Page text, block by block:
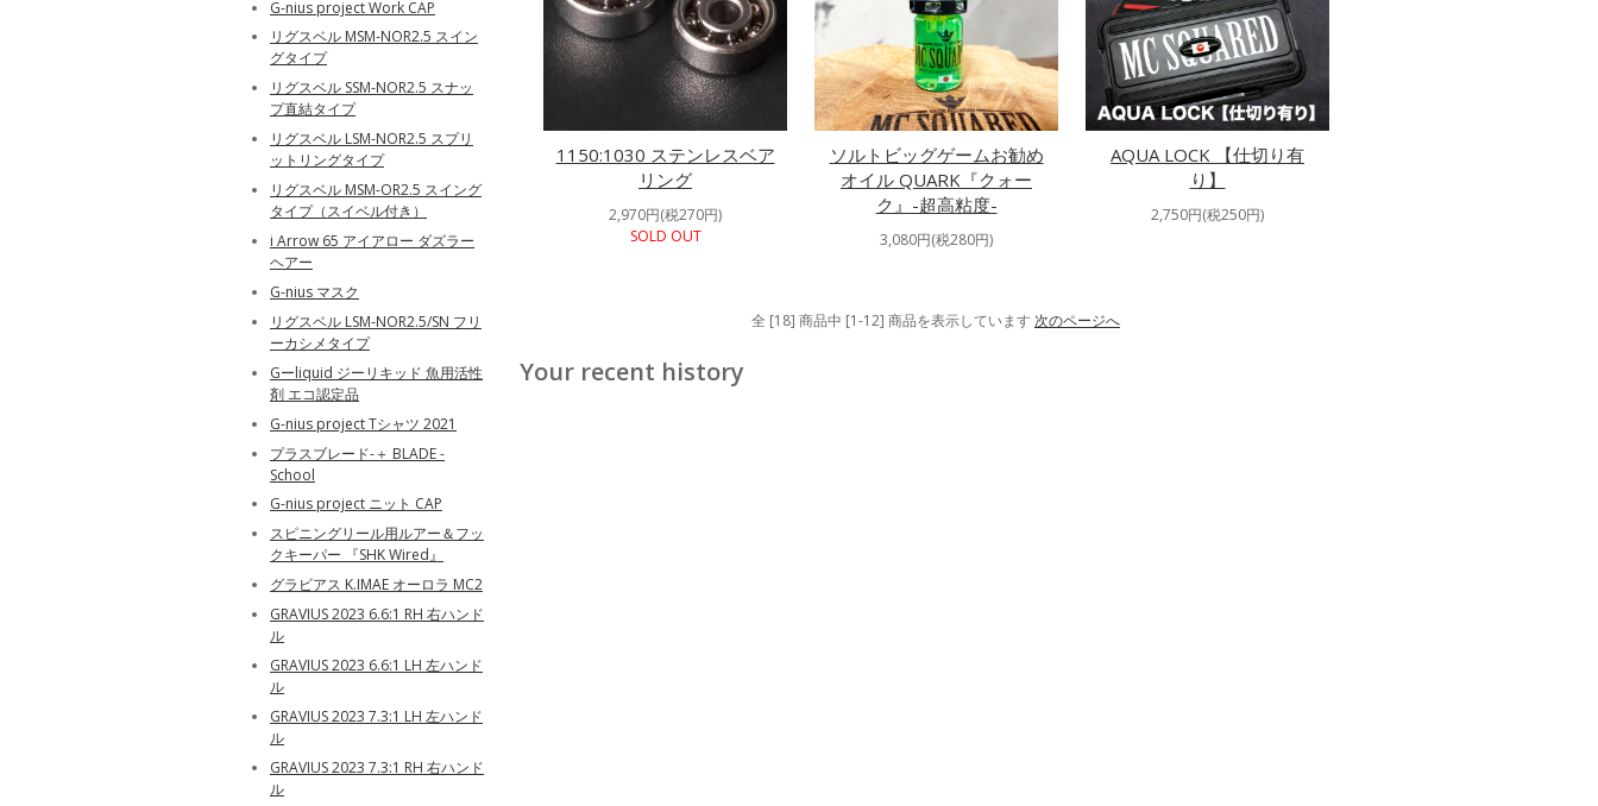
1150:1030 ステンレスベア
リング
2,970円(税270円)
SOLD OUT
ソルトビッグゲームお勧め
オイル QUARK『クォー
ク』-超高粘度-
3,080円(税280円)
AQUA LOCK 【仕切り有
り】
2,750円(税250円)
全 [18] 商品中 [1-12] 商品を表示しています 次のページへ
Your recent history
G-nius project Work CAP
リグスベル MSM-NOR2.5 スイン
グタイプ
リグスベル SSM-NOR2.5 スナッ
プ直結タイプ
リグスベル LSM-NOR2.5 スプリ
ットリングタイプ
リグスベル MSM-OR2.5 スイング
タイプ（スイベル付き）
i Arrow 65 アイアロー ダズラー
ヘアー
G-nius マスク
リグスベル LSM-NOR2.5/SN フリ
ーカシメタイプ
Gーliquid ジーリキッド 魚用活性
剤 エコ認定品
G-nius project Tシャツ 2021
プラスブレード-＋ BLADE -
School
G-nius project ニット CAP
スピニングリール用ルアー＆フッ
クキーパー 『SHK Wired』
グラビアス K.IMAE オーロラ MC2
GRAVIUS 2023 6.6:1 RH 右ハンド
ル
GRAVIUS 2023 6.6:1 LH 左ハンド
ル
GRAVIUS 2023 7.3:1 LH 左ハンド
ル
GRAVIUS 2023 7.3:1 RH 右ハンド
ル